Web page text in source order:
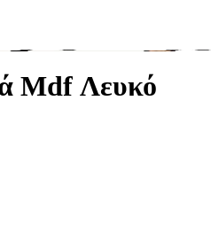
Mdf Λευκό